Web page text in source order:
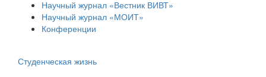
Научный журнал «Вестник ВИВТ»
Научный журнал «МОИТ»
Конференции
Студенческая жизнь